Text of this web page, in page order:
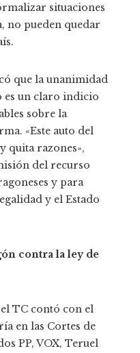
situaciones
no pueden quedar
que la unanimidad
es un claro indicio
sobre la
«Este auto del
quita razones»,
del recurso
y para
y el Estado
contra la ley de
TC contó con el
en las Cortes de
PP, VOX, Teruel